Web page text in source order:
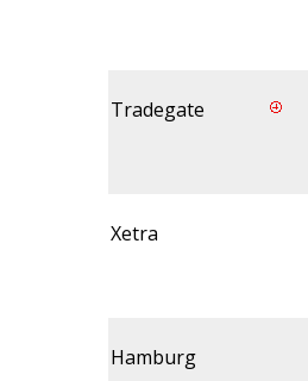
Tradegate
Xetra
Hamburg